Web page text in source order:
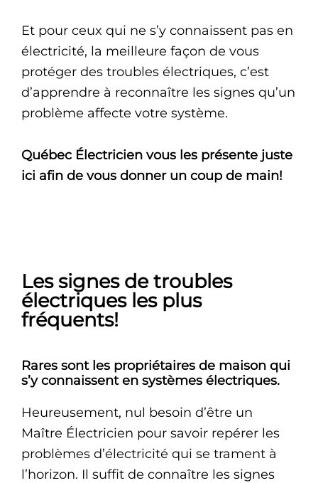
Et pour ceux qui ne s’y connaissent pas en
électricité, la meilleure façon de vous
protéger des troubles électriques, c’est
d’apprendre à reconnaître les signes qu’un
problème affecte votre système.
Québec Électricien vous les présente juste
ici afin de vous donner un coup de main!
Les signes de troubles
électriques les plus
fréquents!
Rares sont les propriétaires de maison qui
s’y connaissent en systèmes électriques.
Heureusement, nul besoin d’être un
Maître Électricien pour savoir repérer les
problèmes d’électricité qui se trament à
l’horizon. Il suffit de connaître les signes